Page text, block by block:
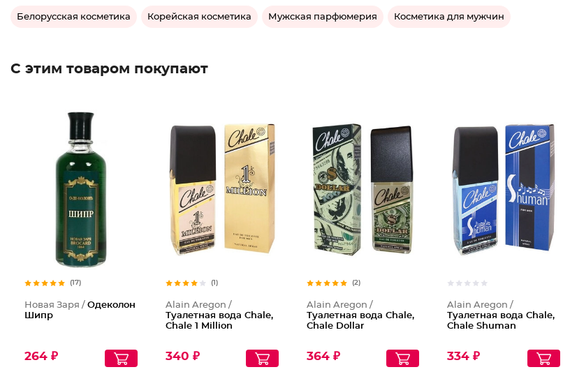
Белорусская косметика Корейская косметика Мужская парфюмерия Косметика для мужчин
С этим товаром покупают
(17)
Новая Заря / Одеколон
Шипр
264 ₽
(1)
Alain Aregon /
Туалетная вода Chale,
Chale 1 Million
340 ₽
Туалетн
(2)
Alain Aregon /
Туалетная вода Chale,
Chale Dollar
364 ₽
Туалетн
Alain Aregon /
Туалетная вода Chale,
Chale Shuman
334 ₽